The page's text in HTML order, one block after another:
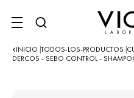
SITE MENU
INICIO TODOS-LOS-PRODUCTOS
DERCOS - SEBO CONTROL -